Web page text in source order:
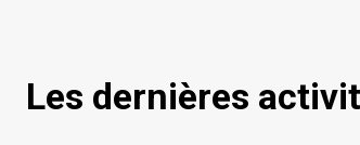
Les dernières